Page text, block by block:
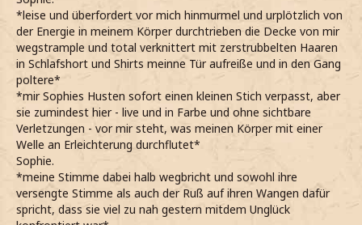
*leise und überfordert vor mich hinmurmel und urplötzlich von
der Energie in meinem Körper durchtrieben die Decke von mir
wegstrample und total verknittert mit zerstrubbelten Haaren
in Schlafshort und Shirts meinne Tür aufreiße und in den Gang
poltere*
*mir Sophies Husten sofort einen kleinen Stich verpasst, aber
sie zumindest hier - live und in Farbe und ohne sichtbare
Verletzungen - vor mir steht, was meinen Körper mit einer
Welle an Erleichterung durchflutet*
Sophie.
*meine Stimme dabei halb wegbricht und sowohl ihre
versengte Stimme als auch der Ruß auf ihren Wangen dafür
spricht, dass sie viel zu nah gestern mitdem Unglück